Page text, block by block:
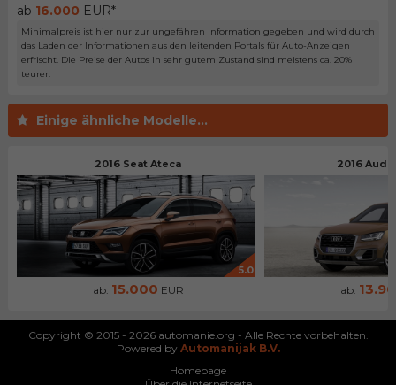
ab 16.000 EUR*
Minimalpreis ist hier nur zur ungefähren Information gegeben und wird durch
das Laden der Informationen aus den leitenden Portals für Auto-Anzeigen
erfrischt. Die Preise der Autos in sehr gutem Zustand sind meistens ca. 20%
teurer.
Einige ähnliche Modelle...
2016 Seat Ateca
5.0
ab: 15.000 EUR
2016 Audi
ab:
Copyright © 2015 - 2026 automanie.org - Alle Rechte vorbehalten.
Powered by Automanijak B.V.
Homepage